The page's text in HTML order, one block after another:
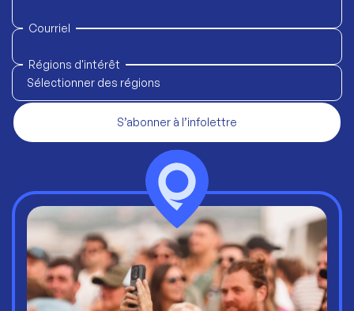
Courriel
Régions d'intérêt
Sélectionner des régions
S’abonner à l’infolettre